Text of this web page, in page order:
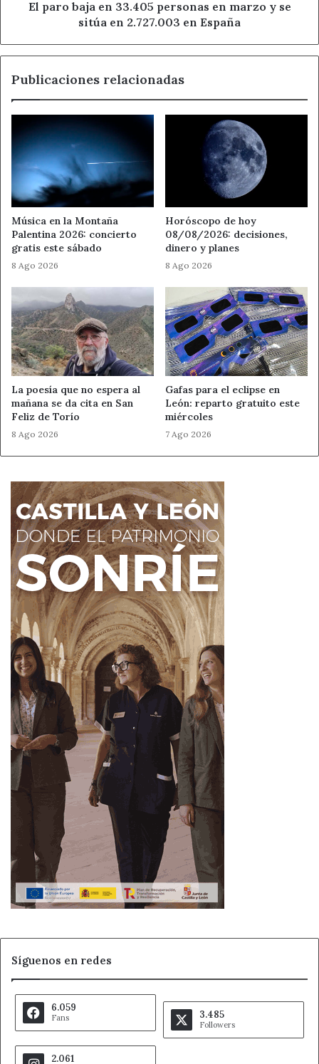
Nabokov, Josep Pla o Manuel Mejía Vallejo. Por este
motivo, esta fecha tan simbólica para la literatura
universal fue la escogida por la Conferencia General de la
UNESCO, en 1995, como una forma de fomentar la
lectura, reconocer la figura del autor y procurar el
Ahora León Día del Libro
Gobierno de España Noticias de León
España
El paro baja en 33.405 personas en marzo y se
sitúa en 2.727.003 en España
Publicaciones relacionadas
Música en la Montaña
Palentina 2026: concierto
gratis este sábado
8 Ago 2026
Horóscopo de hoy
08/08/2026: decisiones,
dinero y planes
8 Ago 2026
La poesía que no espera al
mañana se da cita en San
Feliz de Torío
8 Ago 2026
Gafas para el eclipse en
León: reparto gratuito este
miércoles
7 Ago 2026
Síguenos en redes
6.059
Fans 3.485
Followers
2.061